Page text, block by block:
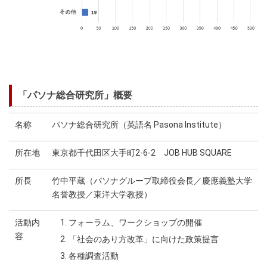
「パソナ総合研究所」概要
名称 パソナ総合研究所（英語名 Pasona Institute）
所在地 東京都千代田区大手町2-6-2 JOB HUB SQUARE
所長
竹中平蔵（パソナグループ取締役会長／慶應義塾大学
名誉教授／東洋大学教授）
活動内
容
フォーラム、ワークショップの開催
「社会のあり方改革」に向けた政策提言
各種調査活動